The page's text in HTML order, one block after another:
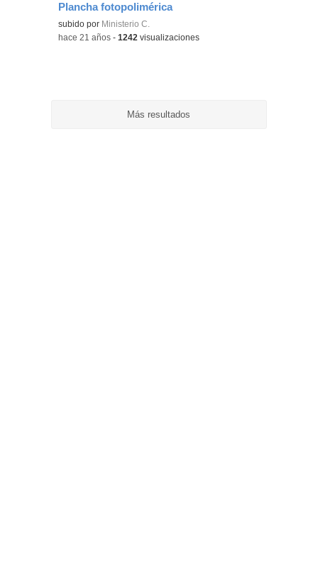
Plancha fotopolimérica
Contenido educativo.
subido por Ministerio C.
-hace 21 años -1242 visualizaciones
Más resultados